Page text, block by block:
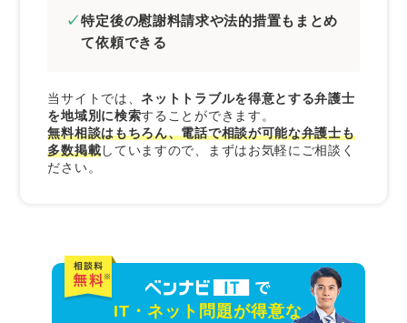
特定後の慰謝料請求や法的措置もまとめ
て依頼できる
当サイトでは、ネットトラブルを得意とする弁護士
を地域別に検索することができます。
無料相談はもちろん、電話で相談が可能な弁護士も
多数掲載していますので、まずはお気軽にご相談く
ださい。
IT・ネット問題が得意な